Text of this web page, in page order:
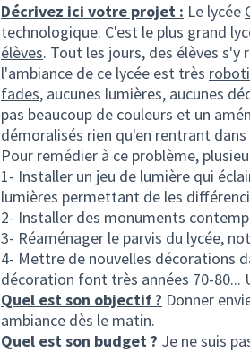
Décrivez ici votre projet : Le lycée
technologique. C'est le plus grand
élèves. Tout les jours, des élèves s'y
l'ambiance de ce lycée est très
fades, aucunes lumières, aucunes
pas beaucoup de couleurs et un
démoralisés rien qu'en rentrant
Pour remédier à ce problème,
1- Installer un jeu de lumière qui
lumières permettant de les
2- Installer des monuments
3- Réaménager le parvis du lycée,
4- Mettre de nouvelles décorations
décoration font très années 70-80...
Quel est son objectif ? Donner
ambiance dès le matin.
Quel est son budget ? Je ne suis